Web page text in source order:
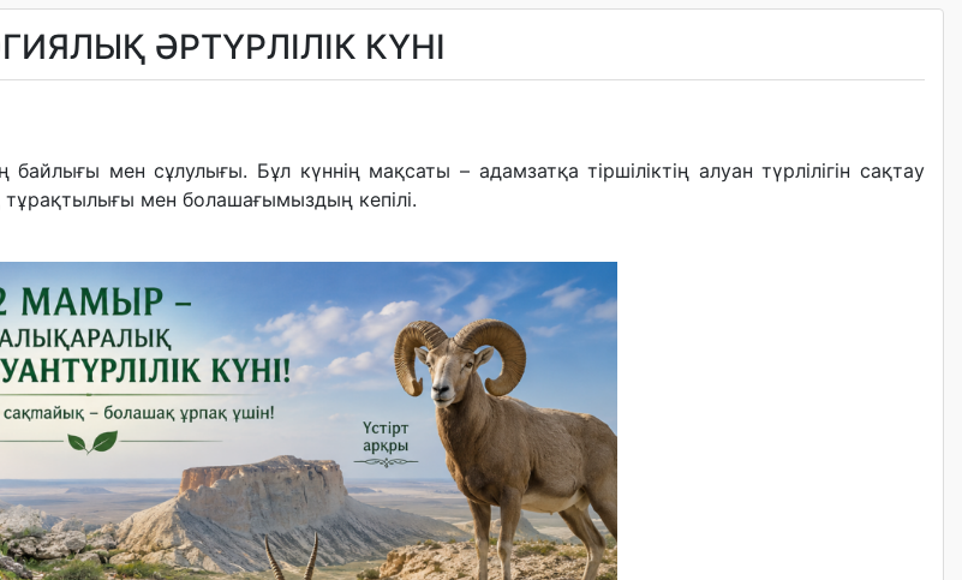
ӘРТҮРЛІЛІК КҮНІ
мен сұлулығы. Бұл күннің мақсаты – адамзатқа тіршіліктің алуан түрлілігін сақтау
тұрақтылығы мен болашағымыздың кепілі.